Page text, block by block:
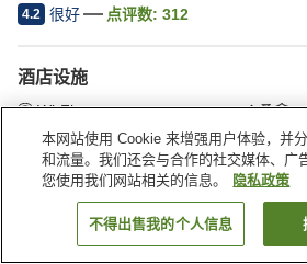
4.2 很好 点评数: 312
酒店设施
Wi-Fi
桑拿
夜宵餐区
指定
首页 日本 和歌山县 白滨町 白滨
搜索客房
本网站使用 Cookie 来增强用户体验，并
和流量。我们还会与合作的社交媒体、广
您使用我们网站相关的信息。
隐私政策
不得出售我的个人信息